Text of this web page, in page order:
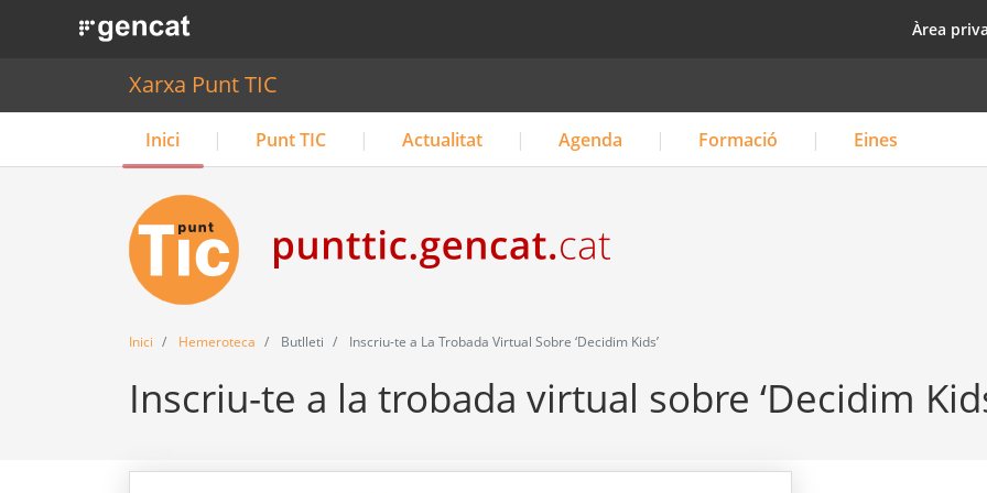
. Obre en una nova finestra. top
Àrea
Xarxa Punt TIC
Inici Punt TIC Actualitat Agenda Formació Eines
Inici Hemeroteca Butlleti Inscriu-te a La Trobada Virtual Sobre ‘Decidim Kids’
Inscriu-te a la trobada virtual sobre ‘Decidim